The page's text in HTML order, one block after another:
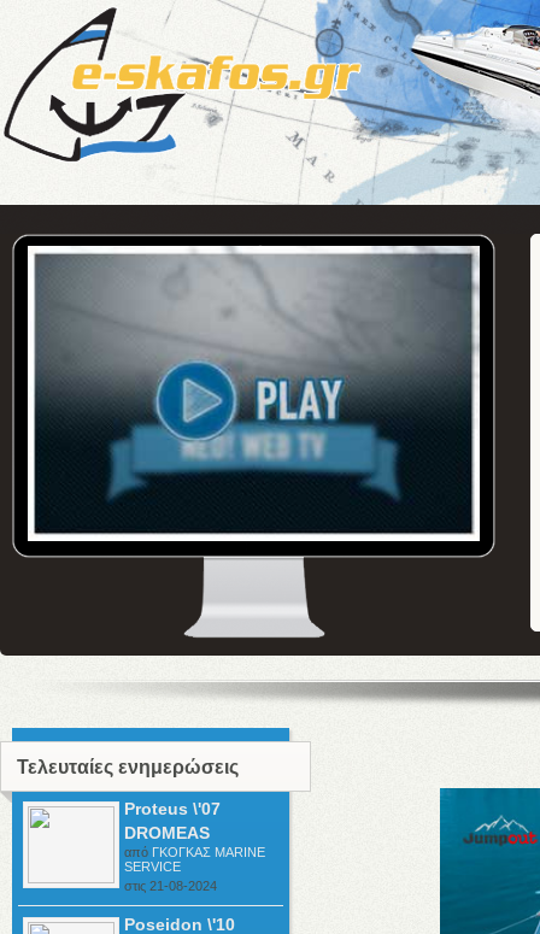
Τελευταίες ενημερώσεις
Proteus \'07
DROMEAS
από ΓΚΟΓΚΑΣ ΜΑRINE
SERVICE
στις 21-08-2024
Poseidon \'10